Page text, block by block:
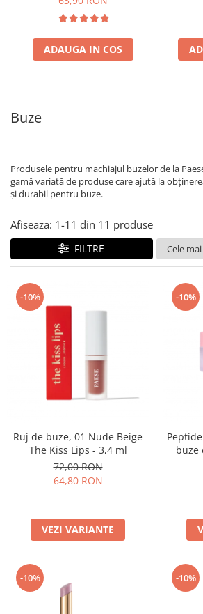
ADAUGA IN COS
Buze
Produsele pentru machiajul buzelor de la
gamă variată de produse care ajută la
și durabil pentru buze.
Afiseaza: 1-11 din 11 produse
FILTRE
-10%
Ruj de buze, 01 Nude Beige
The Kiss Lips - 3,4 ml
72,00 RON
64,80 RON
VEZI VARIANTE
-10%
buze
-10% -10%